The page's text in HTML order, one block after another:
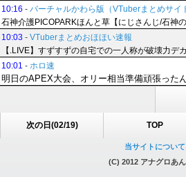
10:16 - バーチャルかわら版（VTuberまとめサイ
石神介護PICOPARKほんと草【にじさんじ/石神の
10:03 - VTuberまとめおほほい速報
【.LIVE】すずすずの自宅での一人称が破壊力デ
10:01 - ホロ速
明日のAPEX大会、オリー相当準備頑張った
次の日(02/19) TOP
当サイトについて
(C) 2012 アナグロあ